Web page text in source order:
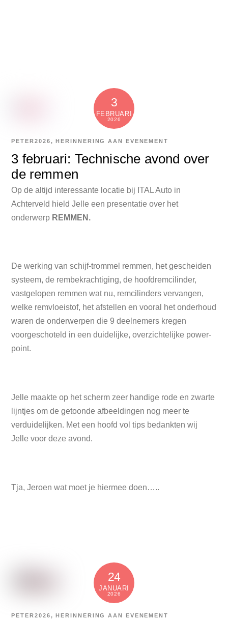
3
FEBRUARI
2026
3 februari: Technische avond over
de remmen
PETER2026,HERINNERING AAN EVENEMENT
Op de altijd interessante locatie bij ITAL Auto in
Achterveld hield Jelle een presentatie over het
onderwerp REMMEN.
De werking van schijf-trommel remmen, het gescheiden
systeem, de rembekrachtiging, de hoofdremcilinder,
vastgelopen remmen wat nu, remcilinders vervangen,
welke remvloeistof, het afstellen en vooral het onderhoud
waren de onderwerpen die 9 deelnemers kregen
voorgeschoteld in een duidelijke, overzichtelijke power-
point.
Jelle maakte op het scherm zeer handige rode en zwarte
lijntjes om de getoonde afbeeldingen nog meer te
verduidelijken. Met een hoofd vol tips bedankten wij
Jelle voor deze avond.
Tja, Jeroen wat moet je hiermee doen…..
24
JANUARI
2026
PETER2026,HERINNERING AAN EVENEMENT